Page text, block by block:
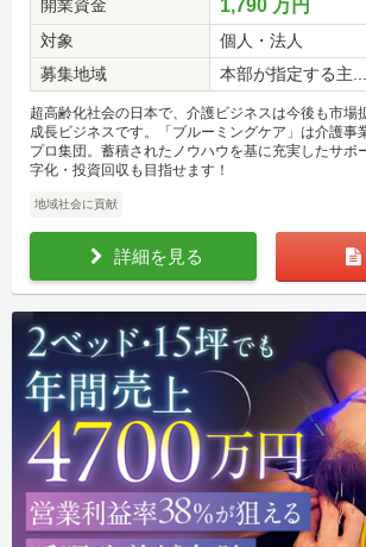
開業資金
1,790 万円
対象
個人・法人
募集地域
本部が指定する主...
超高齢化社会の日本で、介護ビジネスは今後も市場
成長ビジネスです。「ブルーミングケア」は介護事
プロ集団。蓄積されたノウハウを基に充実したサポ
字化・投資回収も目指せます！
地域社会に貢献
詳細を見る